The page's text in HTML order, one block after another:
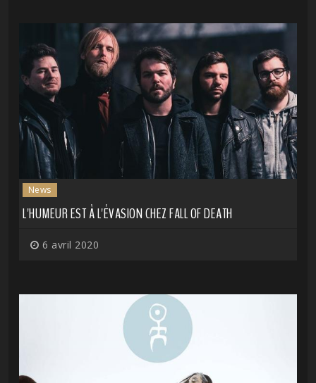
News
L'HUMEUR EST À L'ÉVASION CHEZ FALL OF DEATH
6 avril 2020